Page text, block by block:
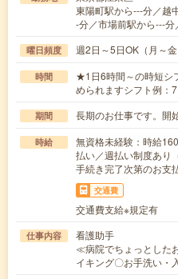
東陽町駅から---分／越
-分／市場前駅から---
曜日頻度 週2日～5日OK（月～
時間
★1日6時間～の時短シ
められますシフト例
期間 長期のお仕事です。
時給
無資格未経験：時給
払い／週払い制度あり
手続き完了次第のお支
交通費
交通費支給※規定有
仕事内容
看護助手
≪病院でちょっとした
イキング〇お手洗い